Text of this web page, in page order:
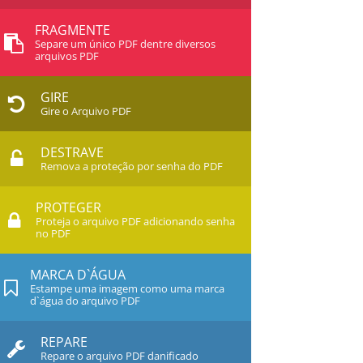
FRAGMENTE
Separe um único PDF dentre diversos
arquivos PDF
GIRE
Gire o Arquivo PDF
DESTRAVE
Remova a proteção por senha do PDF
PROTEGER
Proteja o arquivo PDF adicionando senha
no PDF
MARCA D`ÁGUA
Estampe uma imagem como uma marca
d`água do arquivo PDF
REPARE
Repare o arquivo PDF danificado